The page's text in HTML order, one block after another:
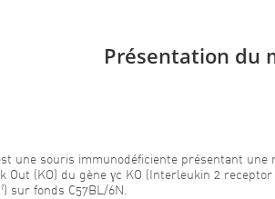
Présentation du
une souris immunodéficiente présentant une
Out (KO) du gène γc KO (Interleukin 2
) sur fonds C57BL/6N.